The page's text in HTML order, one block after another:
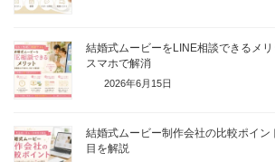
結婚式ムービーをLINE相談できるメ
スマホで解消
2026年6月15日
結婚式ムービー制作会社の比較ポイ
目を解説